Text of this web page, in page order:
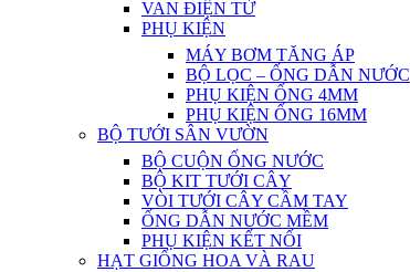
VAN ĐIỆN TỪ
PHỤ KIỆN
MÁY BƠM TĂNG ÁP
BỘ LỌC – ỐNG DẪN NƯỚC
PHỤ KIỆN ỐNG 4MM
PHỤ KIỆN ỐNG 16MM
BỘ TƯỚI SÂN VƯỜN
BỘ CUỘN ỐNG NƯỚC
BỘ KIT TƯỚI CÂY
VÒI TƯỚI CÂY CẦM TAY
ỐNG DẪN NƯỚC MỀM
PHỤ KIỆN KẾT NỐI
HẠT GIỐNG HOA VÀ RAU